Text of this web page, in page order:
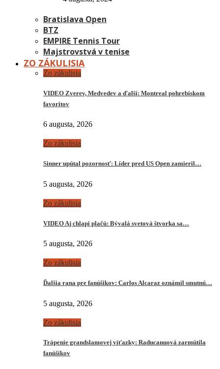
Bratislava Open
BTZ
EMPIRE Tennis Tour
Majstrovstvá v tenise
ZO ZÁKULISIA
Zo zákulisia
VIDEO Zverev, Medvedev a ďalší: Montreal pohrebiskom
favoritov
6 augusta, 2026
Zo zákulisia
Sinner upútal pozornosť: Líder pred US Open zamieril…
5 augusta, 2026
Zo zákulisia
VIDEO Aj chlapi plačú: Bývalá svetová štvorka sa…
5 augusta, 2026
Zo zákulisia
Ďalšia rana pre fanúšikov: Carlos Alcaraz oznámil smutnú…
5 augusta, 2026
Zo zákulisia
Trápenie grandslamovej víťazky: Raducanuová zarmútila
fanúšikov